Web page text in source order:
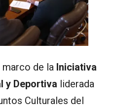
marco de la Iniciativa
y Deportiva liderada
Culturales del